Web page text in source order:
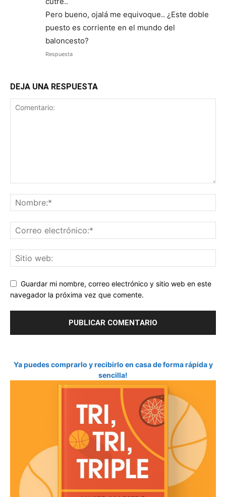
Pero bueno, ojalá me equivoque.. ¿Este doble
puesto es corriente en el mundo del
baloncesto?
Respuesta
DEJA UNA RESPUESTA
Guardar mi nombre, correo electrónico y sitio web en este
navegador la próxima vez que comente.
Ya puedes comprarlo y recibirlo en casa de forma rápida y
sencilla!